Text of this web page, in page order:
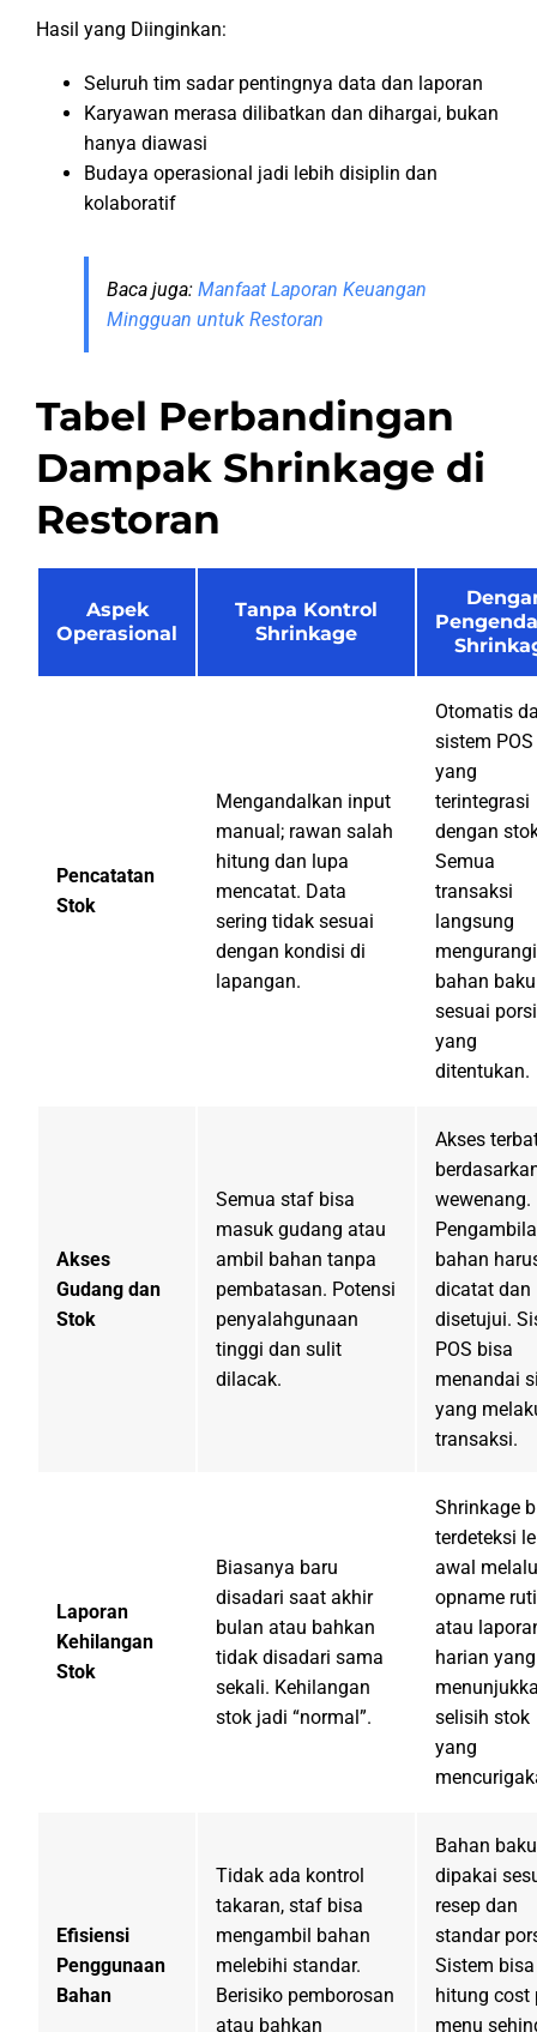
Hasil yang Diinginkan:
Seluruh tim sadar pentingnya data dan laporan
Karyawan merasa dilibatkan dan dihargai, bukan
hanya diawasi
Budaya operasional jadi lebih disiplin dan
kolaboratif
Baca juga: Manfaat Laporan Keuangan
Mingguan untuk Restoran
Tabel Perbandingan
Dampak Shrinkage di
Restoran
Aspek
Operasional
Tanpa Kontrol
Shrinkage
Pencatatan
Stok
Mengandalkan input
manual; rawan salah
hitung dan lupa
mencatat. Data
sering tidak sesuai
dengan kondisi di
lapangan.
Otomatis
sistem POS
yang
terintegrasi
dengan
Semua
transaksi
langsung
mengurangi
bahan baku
sesuai porsi
yang
ditentukan.
Akses
Gudang dan
Stok
Semua staf bisa
masuk gudang atau
ambil bahan tanpa
pembatasan. Potensi
penyalahgunaan
tinggi dan sulit
dilacak.
Akses
wewenang.
bahan
dicatat dan
disetujui.
POS bisa
menandai
yang
transaksi.
Laporan
Kehilangan
Stok
Biasanya baru
disadari saat akhir
bulan atau bahkan
tidak disadari sama
sekali. Kehilangan
stok jadi “normal”.
Shrinkage
terdeteksi
awal
opname
atau
harian yang
selisih stok
yang
Efisiensi
Penggunaan
Bahan
Tidak ada kontrol
takaran, staf bisa
mengambil bahan
melebihi standar.
Berisiko pemborosan
atau bahkan
Bahan baku
dipakai
resep dan
standar
Sistem bisa
hitung cost
menu